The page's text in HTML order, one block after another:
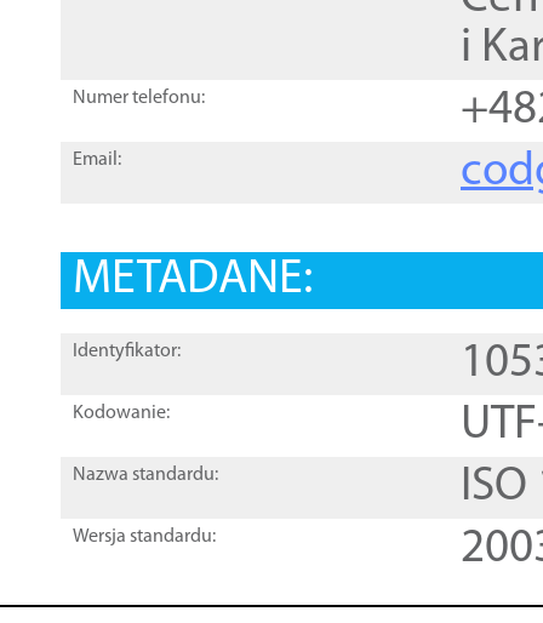
i
Numer telefonu:
Email:
METADANE:
Identyfikator:
Kodowanie:
Nazwa standardu:
Wersja standardu: